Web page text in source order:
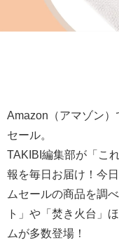
Amazon（アマゾン
セール。
TAKIBI編集部が「こ
報を毎日お届け！今
ムセールの商品を調
ト」や「焚き火台」
ムが多数登場！